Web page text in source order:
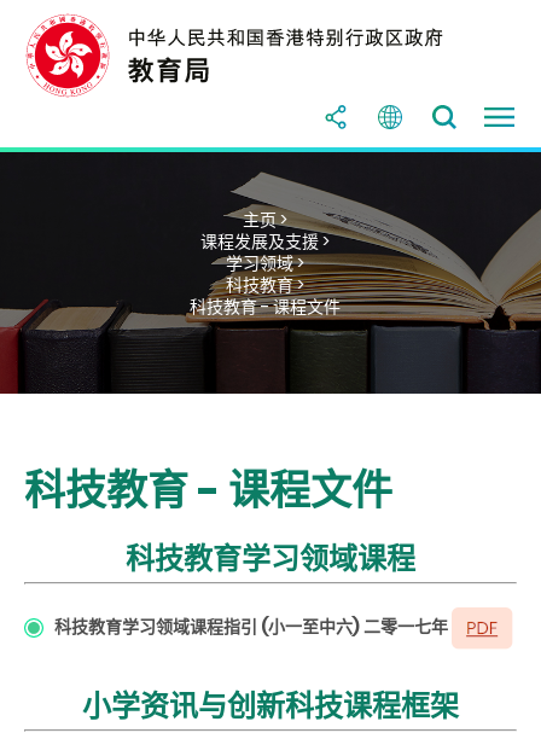
主页 >
课程发展及支援 >
学习领域 >
科技教育 >
科技教育 - 课程文件
科技教育 - 课程文件
科技教育学习领域课程
科技教育学习领域课程指引 (小一至中六) 二零一七年
小学资讯与创新科技课程框架